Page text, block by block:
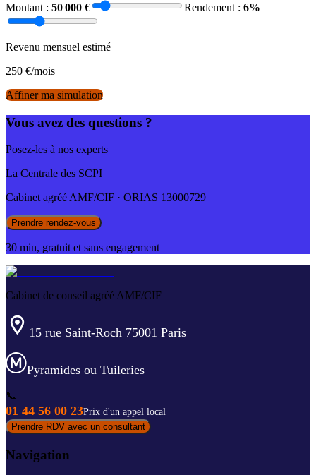
Montant : 50 000 € Rendement : 6%
Revenu mensuel estimé
250 €/mois
Affiner ma simulation
Vous avez des questions ?
Posez-les à nos experts
La Centrale des SCPI
Cabinet agréé AMF/CIF · ORIAS 13000729
Prendre rendez-vous
30 min, gratuit et sans engagement
Cabinet de conseil agréé AMF/CIF
15 rue Saint-Roch 75001 Paris
Pyramides ou Tuileries
📞
01 44 56 00 23Prix d'un appel local
Prendre RDV avec un consultant
Navigation